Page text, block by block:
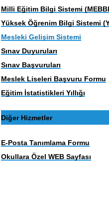
Milli Eğitim Bilgi Sistemi
Yüksek Öğrenim Bilgi Sistemi
Mesleki Gelişim Sistemi
Sınav Duyuruları
Sınav Başvuruları
Meslek Liseleri Başvuru Formu
Eğitim İstatistikleri Yıllığı
Diğer Hizmetler
E-Posta Tanımlama Formu
Okullara Özel WEB Sayfası